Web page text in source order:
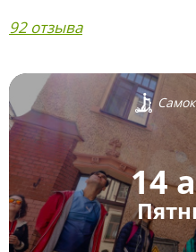
92 отзыва
14